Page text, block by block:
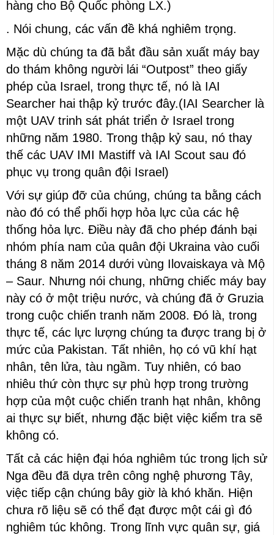
hàng cho Bộ Quốc phòng LX.)
. Nói chung, các vấn đề khá nghiêm trọng.
Mặc dù chúng ta đã bắt đầu sản xuất máy bay
do thám không người lái “Outpost” theo giấy
phép của Israel, trong thực tế, nó là IAI
Searcher hai thập kỷ trước đây.(IAI Searcher là
một UAV trinh sát phát triển ở Israel trong
những năm 1980. Trong thập kỷ sau, nó thay
thế các UAV IMI Mastiff và IAI Scout sau đó
phục vụ trong quân đội Israel)
Với sự giúp đỡ của chúng, chúng ta bằng cách
nào đó có thể phối hợp hỏa lực của các hệ
thống hỏa lực. Điều này đã cho phép đánh bại
nhóm phía nam của quân đội Ukraina vào cuối
tháng 8 năm 2014 dưới vùng Ilovaiskaya và Mộ
– Saur. Nhưng nói chung, những chiếc máy bay
này có ở một triệu nước, và chúng đã ở Gruzia
trong cuộc chiến tranh năm 2008. Đó là, trong
thực tế, các lực lượng chúng ta được trang bị ở
mức của Pakistan. Tất nhiên, họ có vũ khí hạt
nhân, tên lửa, tàu ngầm. Tuy nhiên, có bao
nhiêu thứ còn thực sự phù hợp trong trường
hợp của một cuộc chiến tranh hạt nhân, không
ai thực sự biết, nhưng đặc biệt việc kiểm tra sẽ
không có.
Tất cả các hiện đại hóa nghiêm túc trong lịch sử
Nga đều đã dựa trên công nghệ phương Tây,
việc tiếp cận chúng bây giờ là khó khăn. Hiện
chưa rõ liệu sẽ có thể đạt được một cái gì đó
nghiêm túc không. Trong lĩnh vực quân sự, giá